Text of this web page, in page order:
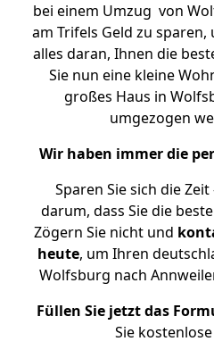
bei einem Umzug von
am Trifels Geld zu
alles daran, Ihnen die
Sie nun eine kleine
großes Haus in
umgezogen
Wir haben immer die
Sparen Sie sich die
darum, dass Sie die
Zögern Sie nicht und
heute, um Ihren
Wolfsburg nach
Füllen Sie jetzt das
Sie